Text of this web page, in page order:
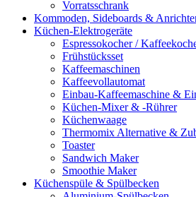
Vorratsschrank
Kommoden, Sideboards &
Küchen-Elektrogeräte
Espressokocher /
Frühstücksset
Kaffeemaschinen
Kaffeevollautomat
Einbau-Kaffeemaschine &
Küchen-Mixer & -Rührer
Küchenwaage
Thermomix Alternative &
Toaster
Sandwich Maker
Smoothie Maker
Küchenspüle & Spülbecken